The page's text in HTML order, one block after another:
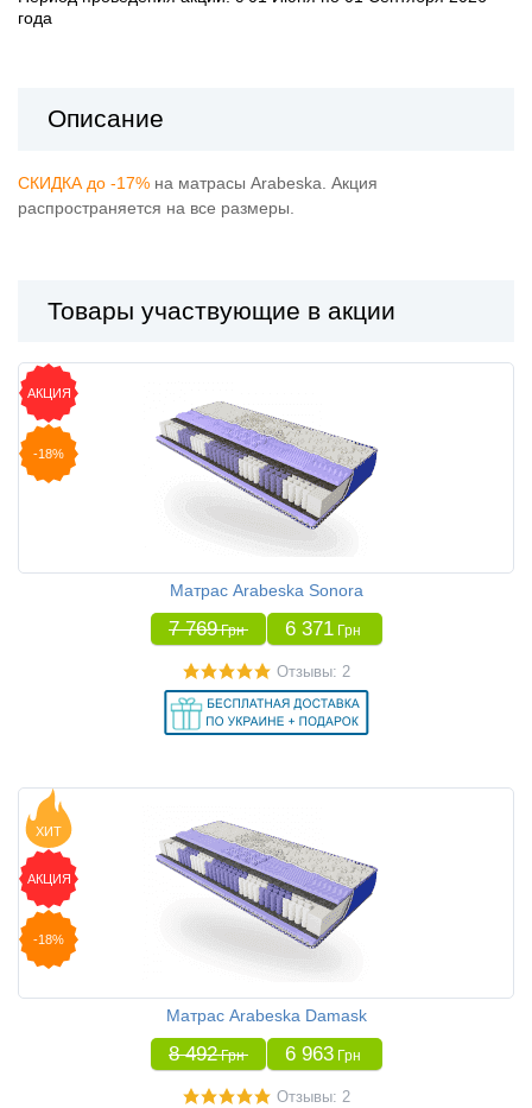
года
Описание
СКИДКА до -17% на матрасы Arabeska. Акция
распространяется на все размеры.
Товары участвующие в акции
АКЦИЯ
-18%
Матрас Arabeska Sonora
7 769 Грн 6 371 Грн
Отзывы: 2
ХИТ
АКЦИЯ
-18%
Матрас Arabeska Damask
8 492 Грн 6 963 Грн
Отзывы: 2